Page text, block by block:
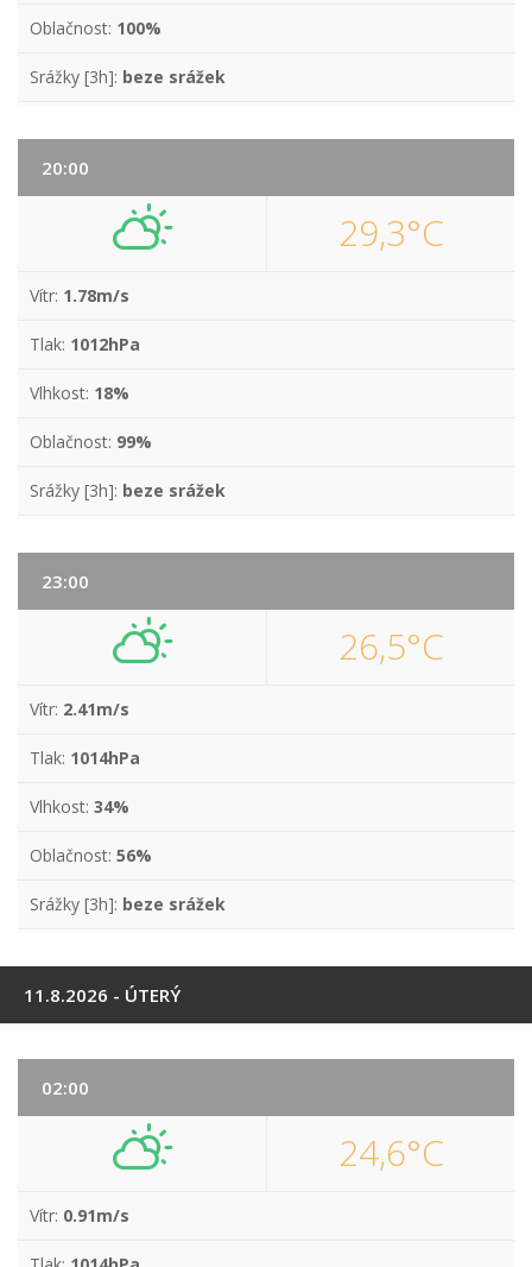
Oblačnost: 100%
Srážky [3h]: beze srážek
20:00
29,3°C
Vítr: 1.78m/s
Tlak: 1012hPa
Vlhkost: 18%
Oblačnost: 99%
Srážky [3h]: beze srážek
23:00
26,5°C
Vítr: 2.41m/s
Tlak: 1014hPa
Vlhkost: 34%
Oblačnost: 56%
Srážky [3h]: beze srážek
11.8.2026 - ÚTERÝ
02:00
24,6°C
Vítr: 0.91m/s